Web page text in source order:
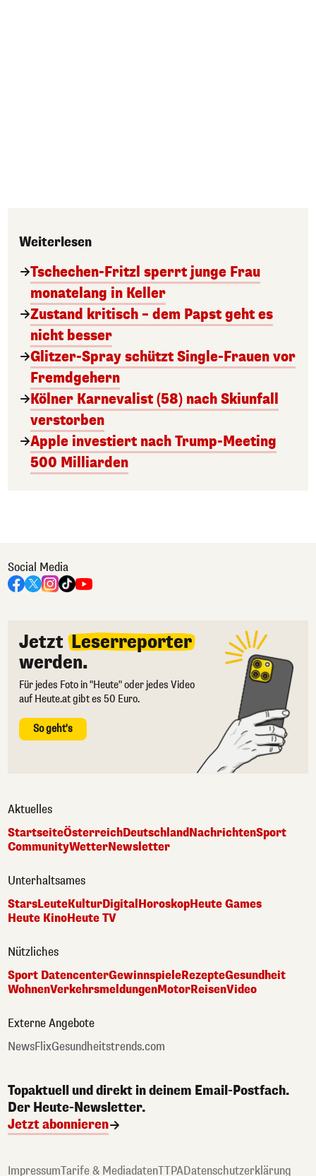
Weiterlesen
Tschechen-Fritzl sperrt junge Frau
monatelang in Keller
Zustand kritisch – dem Papst geht es
nicht besser
Glitzer-Spray schützt Single-Frauen vor
Fremdgehern
Kölner Karnevalist (58) nach Skiunfall
verstorben
Apple investiert nach Trump-Meeting
500 Milliarden
Social Media
Jetzt Leserreporter
werden.
Für jedes Foto in "Heute" oder jedes Video
auf Heute.at gibt es 50 Euro.
So geht's
Aktuelles
StartseiteÖsterreichDeutschlandNachrichtenSport
CommunityWetterNewsletter
Unterhaltsames
StarsLeuteKulturDigital HoroskopHeute Games
Heute KinoHeute TV
Nützliches
Sport DatencenterGewinnspieleRezepteGesundheit
WohnenVerkehrsmeldungenMotorReisenVideo
Externe Angebote
NewsFlixGesundheitstrends.com
Topaktuell und direkt in deinem Email-Postfach.
Der Heute-Newsletter.
Jetzt abonnieren
ImpressumTarife & MediadatenTTPADatenschutzerklärung